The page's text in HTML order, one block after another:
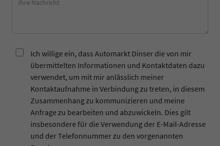
Ich willige ein, dass Automarkt Dinser die von mir
übermittelten Informationen und Kontaktdaten dazu
verwendet, um mit mir anlässlich meiner
Kontaktaufnahme in Verbindung zu treten, in diesem
Zusammenhang zu kommunizieren und meine
Anfrage zu bearbeiten und abzuwickeln. Dies gilt
insbesondere für die Verwendung der E-Mail-Adresse
und der Telefonnummer zu den vorgenannten